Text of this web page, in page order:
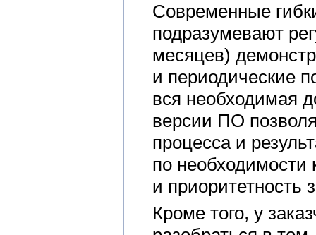
Современные
подразумевают
месяцев)
и периодические
вся необходимая
версии ПО
процесса и
по необходимости
и приоритетность
Кроме того, у